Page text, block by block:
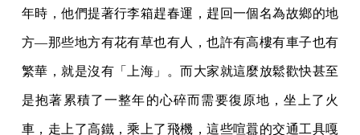
年時，他們提著行李箱趕春運，趕回一個名為故鄉的地
方—那些地方有花有草也有人，也許有高樓有車子也有
繁華，就是沒有「上海」。而大家就這麼放鬆歡快甚至
是抱著累積了一整年的心碎而需要復原地，坐上了火
車，走上了高鐵，乘上了飛機，這些喧囂的交通工具嘎